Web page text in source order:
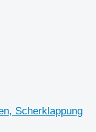
Scherklappung